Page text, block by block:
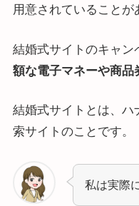
用意されていることが
結婚式サイトのキャ
額な電子マネーや商品
結婚式サイトとは、ハ
索サイトのことです。
私は実際